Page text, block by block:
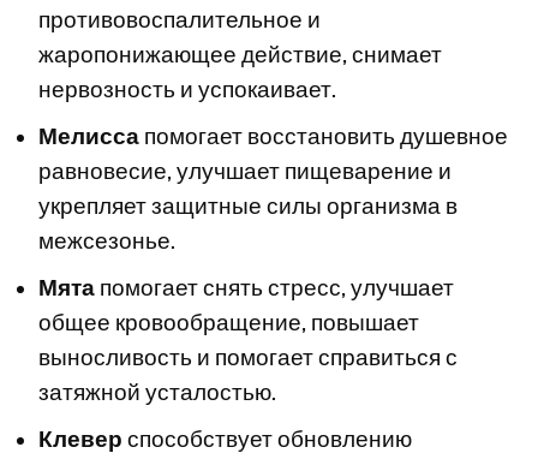
противовоспалительное и
жаропонижающее действие, снимает
нервозность и успокаивает.
Мелисса помогает восстановить душевное
равновесие, улучшает пищеварение и
укрепляет защитные силы организма в
межсезонье.
Мята помогает снять стресс, улучшает
общее кровообращение, повышает
выносливость и помогает справиться с
затяжной усталостью.
Клевер способствует обновлению